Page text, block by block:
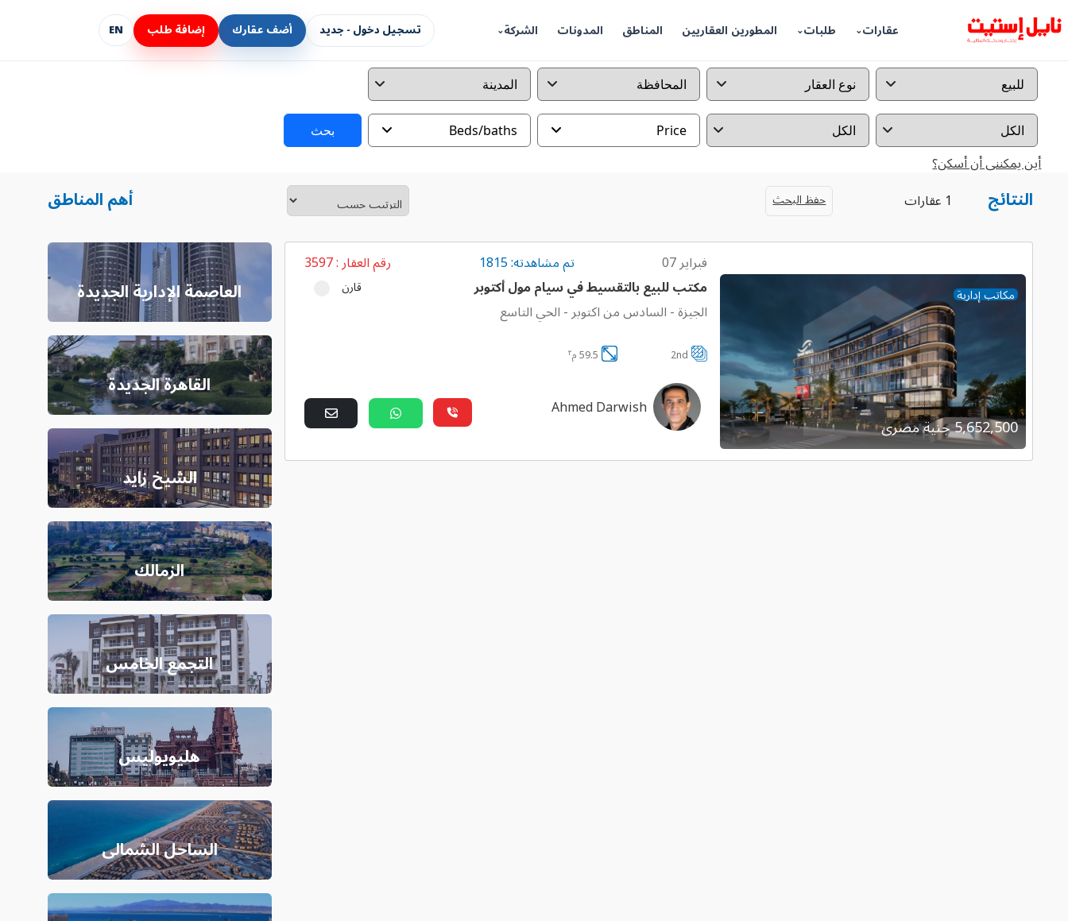
عقارات طلبات المطورين العقاريين المناطق المدونات الشركة تسجيل دخول - جديد أضف عقارك إضافة طلب EN
Price
Beds/baths
بحث
أين يمكننى أن أسكن؟
النتائج 1 عقارات حفظ البحث أهم المناطق
مكاتب إدارية
5,652,500 جنية مصرى
فبراير 07 تم مشاهدته: 1815 رقم العقار :3597
مكتب للبيع بالتقسيط في سيام مول أكتوبر
قارن
الجيزة- السادس من اكتوبر - الحي التاسع
2nd 59.5 م ٢
Ahmed Darwish
العاصمة الإدارية الجديدة
القاهرة الجديدة
الشيخ زايد
الزمالك
التجمع الخامس
هليويوليس
الساحل الشمالى